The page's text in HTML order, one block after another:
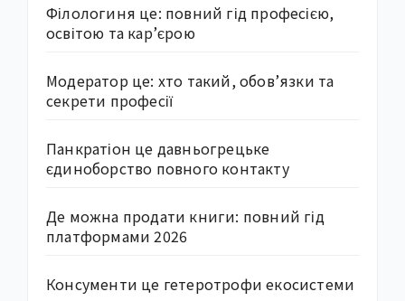
Філологиня це: повний гід професією,
освітою та кар’єрою
Модератор це: хто такий, обов’язки та
секрети професії
Панкратіон це давньогрецьке
єдиноборство повного контакту
Де можна продати книги: повний гід
платформами 2026
Консументи це гетеротрофи екосистеми